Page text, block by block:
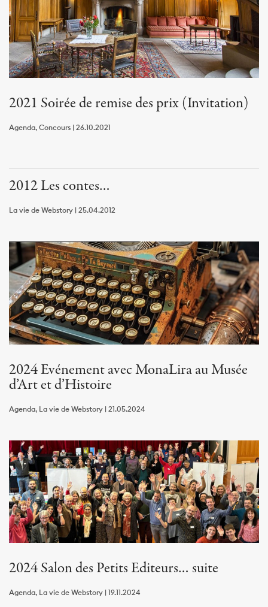
2021 Soirée de remise des prix (Invitation)
Agenda, Concours | 26.10.2021
2012 Les contes…
La vie de Webstory | 25.04.2012
2024 Evénement avec MonaLira au Musée
d’Art et d’Histoire
Agenda, La vie de Webstory | 21.05.2024
2024 Salon des Petits Editeurs… suite
Agenda, La vie de Webstory | 19.11.2024